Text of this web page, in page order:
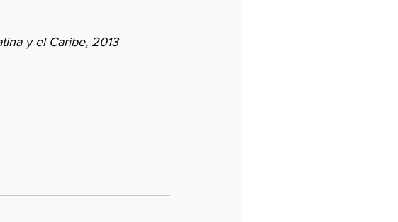
y el Caribe, 2013